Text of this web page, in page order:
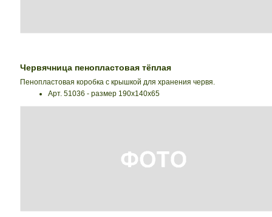
Червячница пенопластовая тёплая
Пенопластовая коробка с крышкой для хранения червя.
Арт. 51036 - размер 190х140х65